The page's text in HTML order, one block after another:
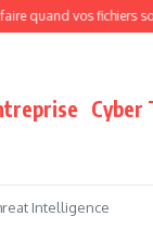
fichiers sont chiffrés ?
Cyber
Intelligence